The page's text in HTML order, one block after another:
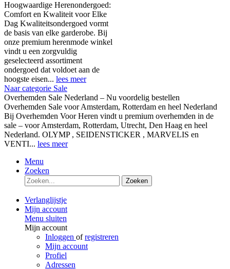
Hoogwaardige Herenondergoed:
Comfort en Kwaliteit voor Elke
Dag Kwaliteitsondergoed vormt
de basis van elke garderobe. Bij
onze premium herenmode winkel
vindt u een zorgvuldig
geselecteerd assortiment
ondergoed dat voldoet aan de
hoogste eisen... lees meer
Naar categorie Sale
Overhemden Sale Nederland – Nu voordelig bestellen
Overhemden Sale voor Amsterdam, Rotterdam en heel Nederland
Bij Overhemden Voor Heren vindt u premium overhemden in de
sale – voor Amsterdam, Rotterdam, Utrecht, Den Haag en heel
Nederland. OLYMP , SEIDENSTICKER , MARVELIS en
VENTI... lees meer
Menu
Zoeken
Zoeken
Verlanglijstje
Mijn account
Menu sluiten
Mijn account
Inloggen ofregistreren
Mijn account
Profiel
Adressen